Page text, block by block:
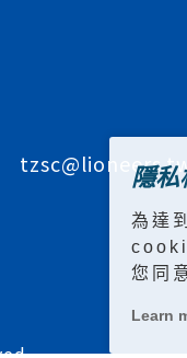
隱私
為達
您同
Learn